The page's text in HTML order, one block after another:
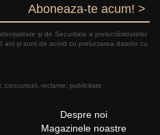
Aboneaza-te acum! >
şi de Securitate a prelucrăriidatelor
ani și sunt de acord cu prelucrarea datelor cu
concursuri, reclame, publicitate
Despre noi
Magazinele noastre